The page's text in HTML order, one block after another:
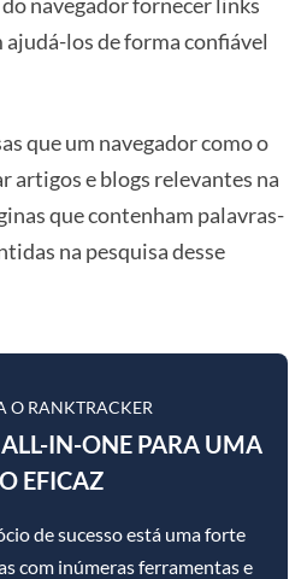
los de forma confiável
que um navegador como o
artigos e blogs relevantes na
que contenham palavras-
na pesquisa desse
O RANKTRACKER
IN-ONE PARA UMA
EFICAZ
de sucesso está uma forte
com inúmeras ferramentas e